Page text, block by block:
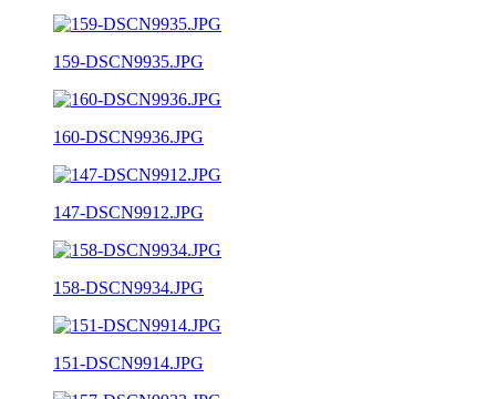
159-DSCN9935.JPG
160-DSCN9936.JPG
147-DSCN9912.JPG
158-DSCN9934.JPG
151-DSCN9914.JPG